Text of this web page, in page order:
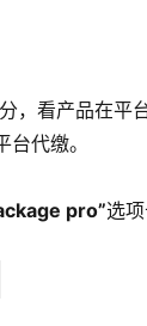
，看产品在平
代缴。
pro”选